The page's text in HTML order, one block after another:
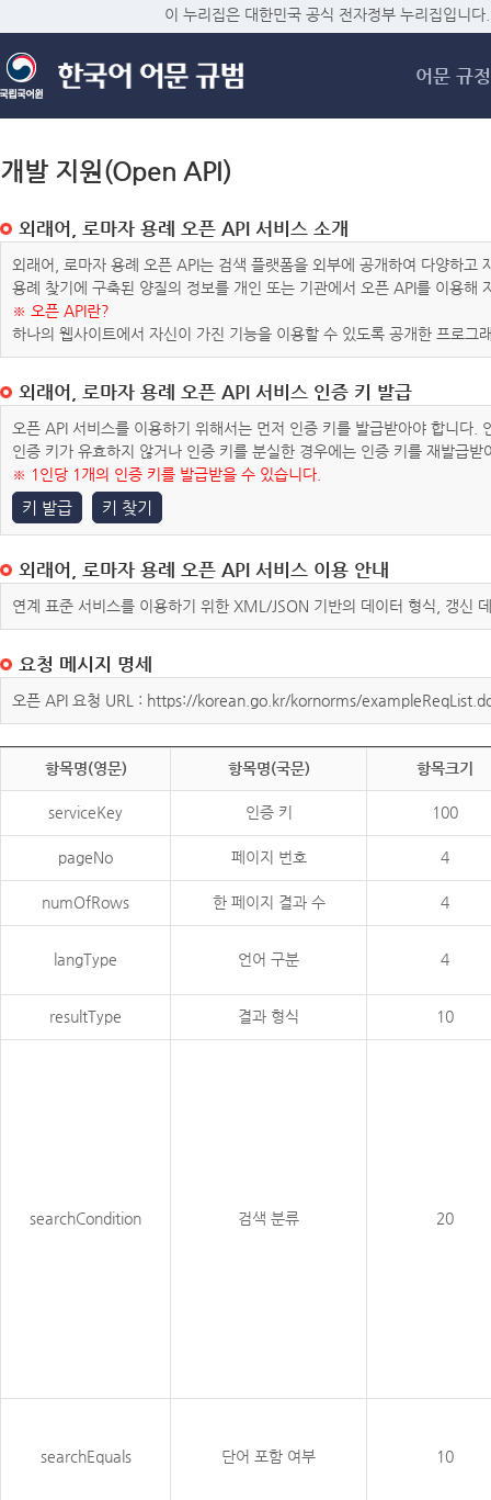
메
이 누리집은 대한민국 공식 전자정부 누리집입니다.
어문 규정
개발 지원(Open API)
외래어, 로마자 용례 오픈 API 서비스 소개
외래어, 로마자 용례 오픈 API는 검색 플랫폼을 외부에 공개하여 다양하
용례 찾기에 구축된 양질의 정보를 개인 또는 기관에서 오픈 API를 이용해
※ 오픈 API란?
하나의 웹사이트에서 자신이 가진 기능을 이용할 수 있도록 공개한 프로그
외래어, 로마자 용례 오픈 API 서비스 인증 키 발급
오픈 API 서비스를 이용하기 위해서는 먼저 인증 키를 발급받아야 합니다
인증 키가 유효하지 않거나 인증 키를 분실한 경우에는 인증 키를 재발급받
※ 1인당 1개의 인증 키를 발급받을 수 있습니다.
키 발급 키 찾기
외래어, 로마자 용례 오픈 API 서비스 이용 안내
연계 표준 서비스를 이용하기 위한 XML/JSON 기반의 데이터 형식, 갱신
요청 메시지 명세
오픈 API 요청 URL : https://korean.go.kr/kornorms/
항목명(영문) 항목명(국문) 항목크기
serviceKey 인증 키 100
pageNo 페이지 번호 4
numOfRows 한 페이지 결과 수 4
langType 언어 구분 4
resultType 결과 형식 10
searchCondition 검색 분류 20
searchEquals 단어 포함 여부 10